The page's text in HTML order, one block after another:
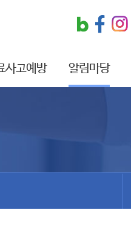
사고예방 알림마당